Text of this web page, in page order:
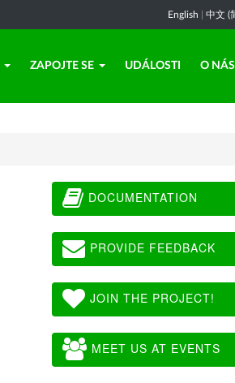
English 中文 (
ZAPOJTE SE UDÁLOSTI O NÁS
DOCUMENTATION
PROVIDE FEEDBACK
JOIN THE PROJECT!
MEET US AT EVENTS